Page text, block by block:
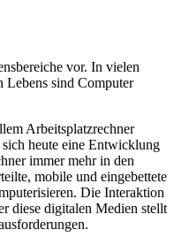
vor. In vielen
Lebens sind Computer
Arbeitsplatzrechner
heute eine Entwicklung
immer mehr in den
mobile und eingebettete
Die Interaktion
diese digitalen Medien stellt